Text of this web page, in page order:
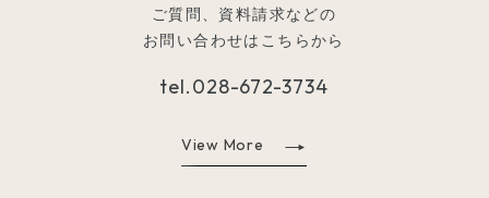
ご質問、資料請求などの
お問い合わせはこちらから
tel.028-672-3734
View More